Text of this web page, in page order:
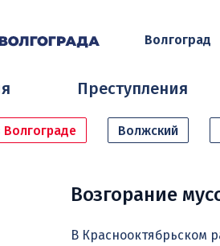
Волгоград
Преступления
Волгограде Волжский
Возгорание
В Краснооктябрьском